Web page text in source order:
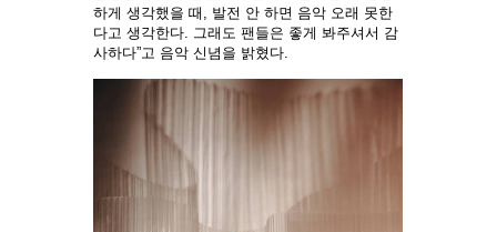
하게 생각했을 때, 발전 안 하면 음악 오래 못한
다고 생각한다. 그래도 팬들은 좋게 봐주셔서 감
사하다”고 음악 신념을 밝혔다.